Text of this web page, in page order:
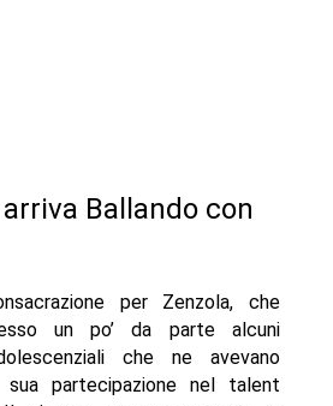
Ballando con
per Zenzola, che
un po’ da parte alcuni
che ne avevano
partecipazione nel talent